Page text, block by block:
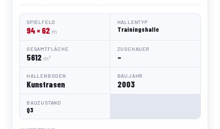
SPIELFELD
94 × 62 m
HALLENTYP
Trainingshalle
GESAMTFLÄCHE
5612 m²
ZUSCHAUER
–
HALLENBODEN
Kunstrasen
BAUJAHR
2003
BAUZUSTAND
Q3